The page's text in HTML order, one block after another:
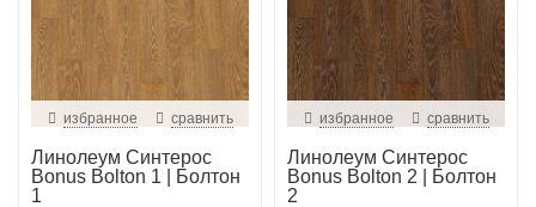
избранное сравнить
Линолеум Синтерос
Bonus Bolton 1 | Болтон
1
избранное сравнить
Линолеум Синтерос
Bonus Bolton 2 | Болтон
2